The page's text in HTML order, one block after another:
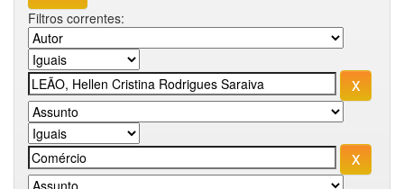
Filtros correntes: